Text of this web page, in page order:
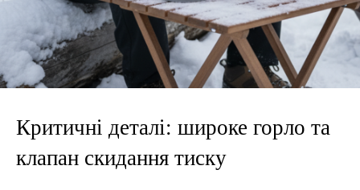
Критичні деталі: широке горло та
клапан скидання тиску